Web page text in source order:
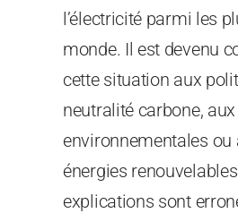
l’électricité parmi les
monde. Il est devenu
cette situation aux
neutralité carbone,
environnementales ou
énergies
explications sont